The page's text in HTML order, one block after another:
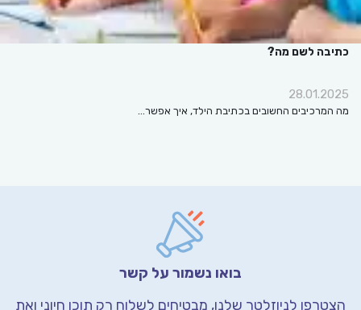
כתיבה לשם מה?
28.01.2025
מה המרכיבים החשובים בכתיבת הילד, איך אפשר…
בואו נשמור על קשר
הצטרפו לניוזלטר שלנו, מבטיחים לשלוח רק תוכן חיוני ואת